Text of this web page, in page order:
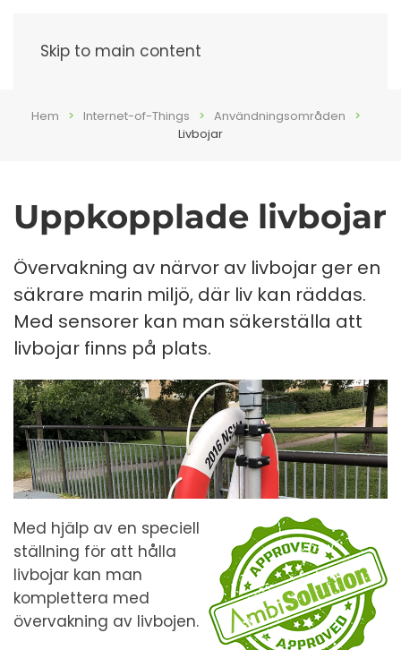
Skip to main content
Hem Internet-of-Things
Användningsområden
Livbojar
Uppkopplade livbojar
Övervakning av närvor av livbojar ger en
säkrare marin miljö, där liv kan räddas.
Med sensorer kan man säkerställa att
livbojar finns på plats.
Med hjälp av en speciell
ställning för att hålla
livbojar kan man
komplettera med
övervakning av livbojen.